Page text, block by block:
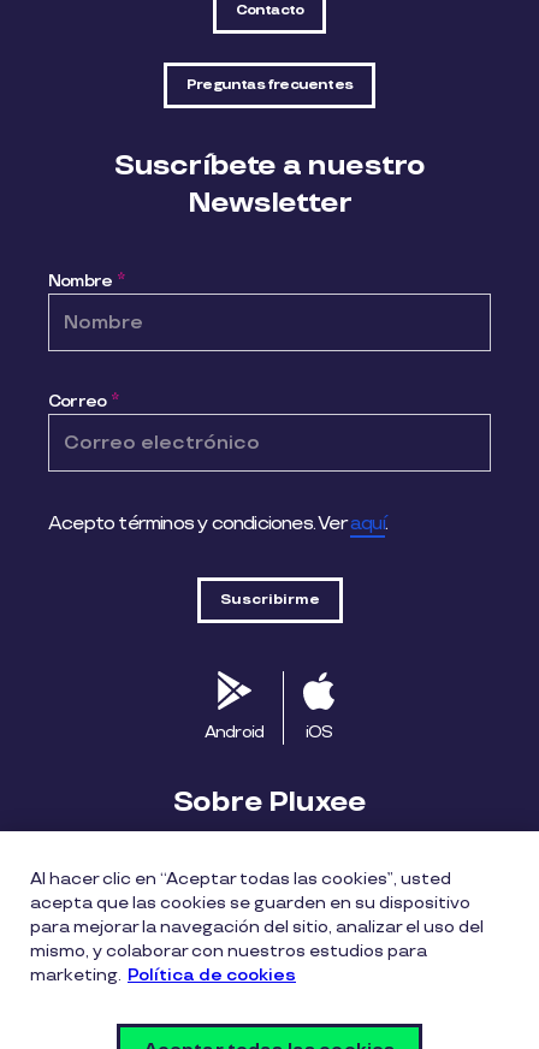
Contacto
Preguntas frecuentes
Suscríbete a nuestro
Newsletter
Nombre *
Correo *
Acepto términos y condiciones. Veraquí.
Android iOS
Sobre Pluxee
Mapa del sitio Trabaja con nosotros
Política entrega bonos Pluxee
Políticas de privacidad Términos de uso
Al hacer clic en “Aceptar todas las cookies”, usted
acepta que las cookies se guarden en su dispositivo
para mejorar la navegación del sitio, analizar el uso del
mismo, y colaborar con nuestros estudios para
marketing. Política de cookies